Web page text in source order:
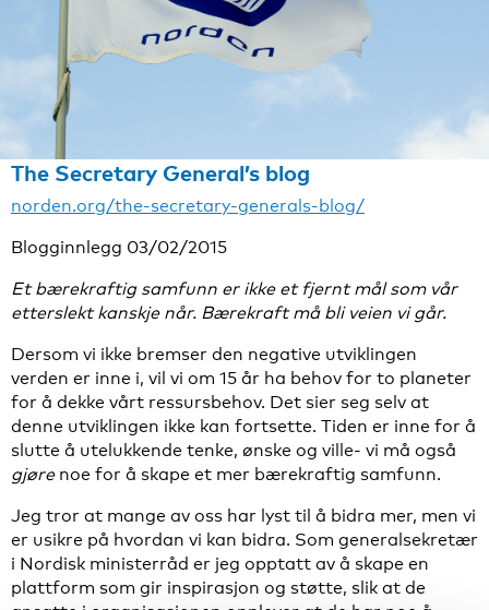
The Secretary General’s blog
norden.org/the-secretary-generals-blog/
Blogginnlegg 03/02/2015
Et bærekraftig samfunn er ikke et fjernt mål som vår
etterslekt kanskje når. Bærekraft må bli veien vi går.
Dersom vi ikke bremser den negative utviklingen
verden er inne i, vil vi om 15 år ha behov for to planeter
for å dekke vårt ressursbehov. Det sier seg selv at
denne utviklingen ikke kan fortsette. Tiden er inne for å
slutte å utelukkende tenke, ønske og ville- vi må også
gjørenoe for å skape et mer bærekraftig samfunn.
Jeg tror at mange av oss har lyst til å bidra mer, men vi
er usikre på hvordan vi kan bidra. Som generalsekretær
i Nordisk ministerråd er jeg opptatt av å skape en
plattform som gir inspirasjon og støtte, slik at de